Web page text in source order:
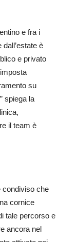
e fra i
è
e privato
su
spiega la
il team è
condiviso che
cornice
tale percorso e
ancora nel